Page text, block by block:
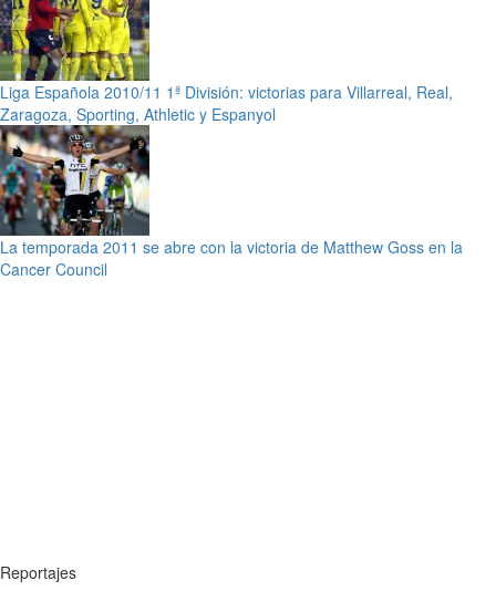
Liga Española 2010/11 1ª División: victorias para Villarreal, Real,
Zaragoza, Sporting, Athletic y Espanyol
La temporada 2011 se abre con la victoria de Matthew Goss en la
Cancer Council
Reportajes